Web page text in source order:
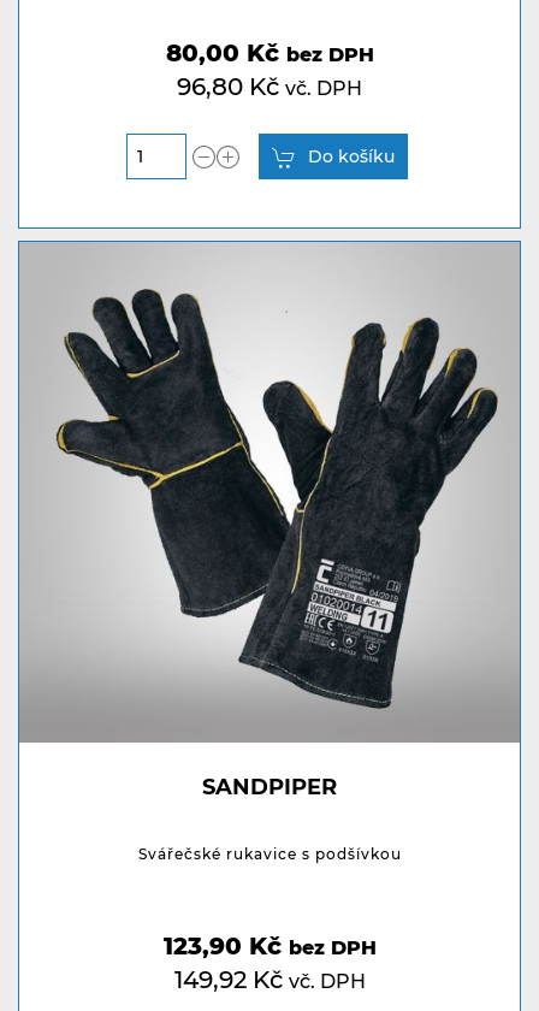
80,00 Kč bez DPH
96,80 Kč vč. DPH
Do košíku
SANDPIPER
Svářečské rukavice s podšívkou
123,90 Kč bez DPH
149,92 Kč vč. DPH